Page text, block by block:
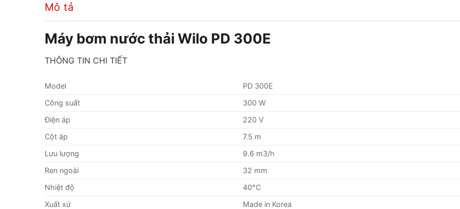
Mô tả
Máy bơm nước thải Wilo PD 300E
THÔNG TIN CHI TIẾT
Model
PD 300E
Công suất
300 W
Điện áp
220 V
Cột áp
7.5 m
Lưu lượng
9.6 m3/h
Ren ngoài
32 mm
Nhiệt độ
40°C
Xuất xứ
Made in Korea